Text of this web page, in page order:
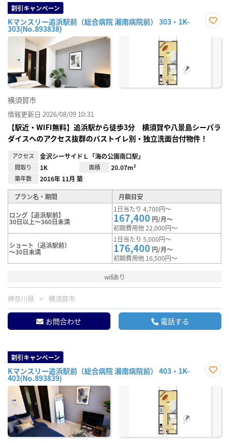
割引キャンペーン
Kマンスリー追浜駅前（総合病院 湘南病院前） 303・1K-
303(No.893838)
に入
横須賀市
情報更新日 2026/08/09 10:31
【駅近・WIFI無料】追浜駅から徒歩3分 横須賀や八景島シーパラ
ダイスへのアクセス抜群のバストイレ別・独立洗面台付物件！
アクセス 金沢シーサイドＬ「海の公園南口駅」
間取り 1K 面積 20.07m²
築年数 2016年 11月 築
プラン名・期間 月額目安
ロング【追浜駅前】
30日以上～360日未満
1日当たり 4,700円～
167,400 円/月～
初期費用他 22,000円～
ショート（追浜駅前）
～30日未満
1日当たり 5,000円～
176,400 円/月～
初期費用他 16,500円～
wifiあり
神奈川県 横須賀市
お問合わせ 電話する
割引キャンペーン
Kマンスリー追浜駅前（総合病院 湘南病院前） 403・1K-
403(No.893839)
に入